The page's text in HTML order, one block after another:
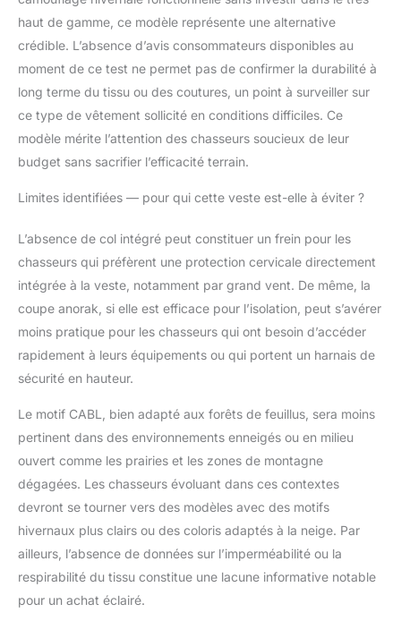
haut de gamme, ce modèle représente une alternative
crédible. L’absence d’avis consommateurs disponibles au
moment de ce test ne permet pas de confirmer la durabilité à
long terme du tissu ou des coutures, un point à surveiller sur
ce type de vêtement sollicité en conditions difficiles. Ce
modèle mérite l’attention des chasseurs soucieux de leur
budget sans sacrifier l’efficacité terrain.
Limites identifiées — pour qui cette veste est-elle à éviter ?
L’absence de col intégré peut constituer un frein pour les
chasseurs qui préfèrent une protection cervicale directement
intégrée à la veste, notamment par grand vent. De même, la
coupe anorak, si elle est efficace pour l’isolation, peut s’avérer
moins pratique pour les chasseurs qui ont besoin d’accéder
rapidement à leurs équipements ou qui portent un harnais de
sécurité en hauteur.
Le motif CABL, bien adapté aux forêts de feuillus, sera moins
pertinent dans des environnements enneigés ou en milieu
ouvert comme les prairies et les zones de montagne
dégagées. Les chasseurs évoluant dans ces contextes
devront se tourner vers des modèles avec des motifs
hivernaux plus clairs ou des coloris adaptés à la neige. Par
ailleurs, l’absence de données sur l’imperméabilité ou la
respirabilité du tissu constitue une lacune informative notable
pour un achat éclairé.